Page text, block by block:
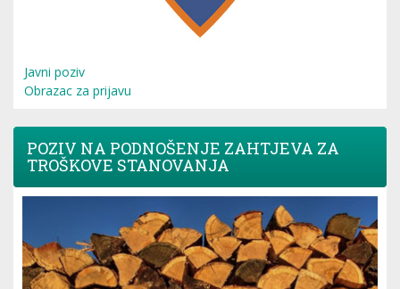
Javni poziv
Obrazac za prijavu
POZIV NA PODNOŠENJE ZAHTJEVA ZA
TROŠKOVE STANOVANJA